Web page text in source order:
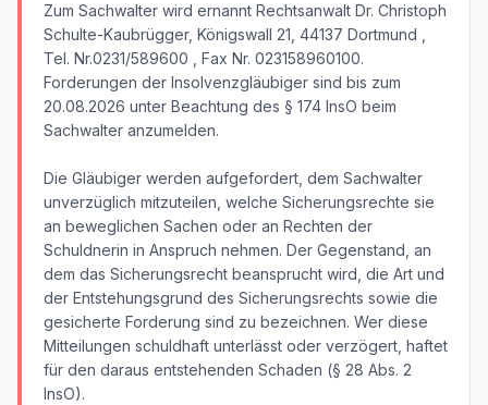
Zum Sachwalter wird ernannt Rechtsanwalt Dr. Christoph
Schulte-Kaubrügger, Königswall 21, 44137 Dortmund ,
Tel. Nr.0231/589600 , Fax Nr. 023158960100.
Forderungen der Insolvenzgläubiger sind bis zum
20.08.2026 unter Beachtung des § 174 InsO beim
Sachwalter anzumelden.
Die Gläubiger werden aufgefordert, dem Sachwalter
unverzüglich mitzuteilen, welche Sicherungsrechte sie
an beweglichen Sachen oder an Rechten der
Schuldnerin in Anspruch nehmen. Der Gegenstand, an
dem das Sicherungsrecht beansprucht wird, die Art und
der Entstehungsgrund des Sicherungsrechts sowie die
gesicherte Forderung sind zu bezeichnen. Wer diese
Mitteilungen schuldhaft unterlässt oder verzögert, haftet
für den daraus entstehenden Schaden (§ 28 Abs. 2
InsO).